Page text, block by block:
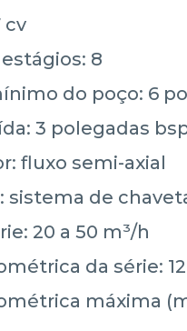
cv
8
do poço: 6
3 polegadas
fluxo semi-axial
sistema de
20 a 50 m³/h
da série:
máxima